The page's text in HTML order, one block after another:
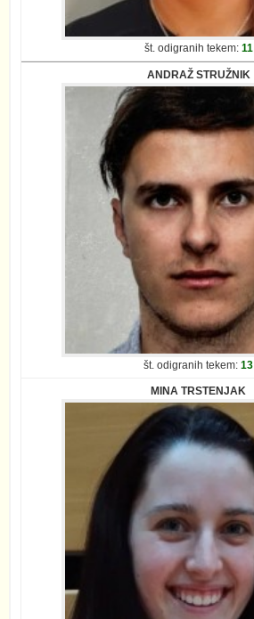
št. odigranih tekem: 11
ANDRAŽ STRUŽNIK
št. odigranih tekem:13
MINA TRSTENJAK